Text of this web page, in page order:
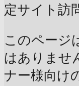
定サイト訪
このページ
はありませ
ナー様向け